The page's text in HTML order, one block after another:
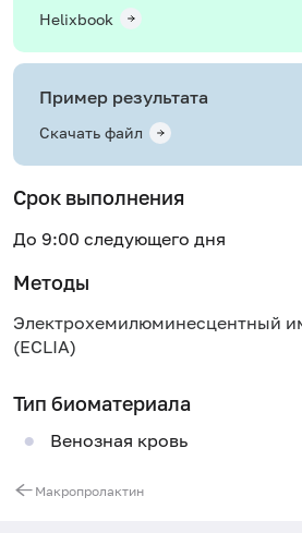
Helixbook
Пример результата
Скачать файл
Срок выполнения
До 9:00 следующего дня
Методы
Электрохемилюминесцентный
(ECLIA)
Тип биоматериала
Венозная кровь
Макропролактин